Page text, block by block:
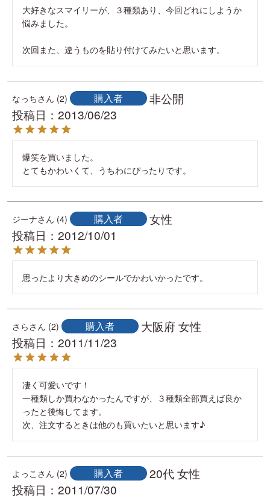
大好きなスマイリーが、３種類あり、今回どれにしようか
悩みました。
次回また、違うものを貼り付けてみたいと思います。
なっち 2 購入者
非公開
投稿日
2013/06/23
爆笑を買いました。
とてもかわいくて、うちわにぴったりです。
ジーナ 4 購入者
女性
投稿日
2012/10/01
思ったより大きめのシールでかわいかったです。
さら 2 購入者 大阪府女性
投稿日
2011/11/23
凄く可愛いです！
一種類しか買わなかったんですが、３種類全部買えば良か
ったと後悔してます。
次、注文するときは他のも買いたいと思います♪
よっこ 2 購入者 20代女性
投稿日
2011/07/30